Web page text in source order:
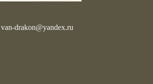
van-drakon@yandex.ru